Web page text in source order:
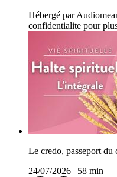
Hébergé par
confidentialite pour
Le credo, passeport du
24/07/2026
58 min